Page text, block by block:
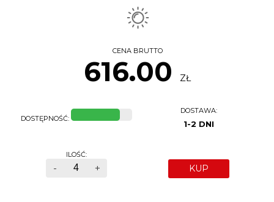
CENA BRUTTO
616.00 ZŁ
DOSTĘPNOŚĆ:
DOSTAWA:
1-2 DNI
ILOŚĆ:
- + KUP